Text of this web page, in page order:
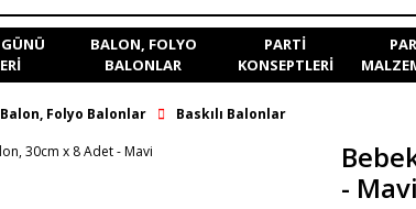
BALON, FOLYO
BALONLAR
PARTI
KONSEPTLERI
Balon, Folyo Balonlar Baskılı Balonlar
- Mavi